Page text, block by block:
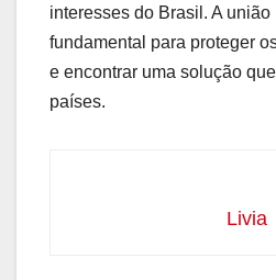
interesses do Brasil. A
fundamental para proteger
e encontrar uma solução
países.
Livia